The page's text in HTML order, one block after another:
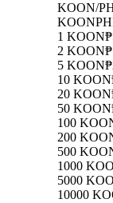
KOON/
KOON
1 KOON
2 KOON
5 KOON
10 KOON
20 KOON
50 KOON
100
200
500
1000
5000
10000